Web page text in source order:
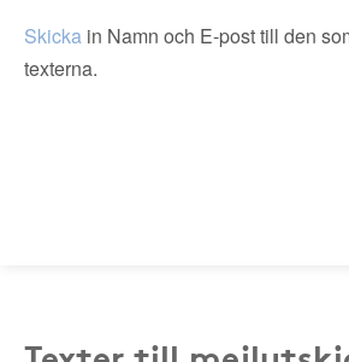
Skicka in Namn och E-post till den
texterna.